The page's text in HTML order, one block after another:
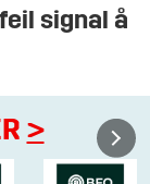
signal å
>